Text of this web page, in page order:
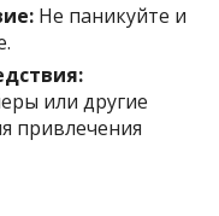
Не паникуйте и
или другие
привлечения